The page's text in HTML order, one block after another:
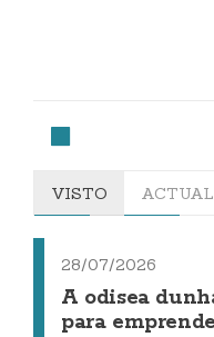
VISTO ACTUAL
28/07/2026
A odisea
para